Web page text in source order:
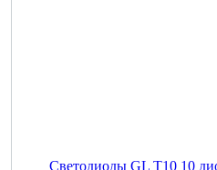
Светодиоды GL T10 10